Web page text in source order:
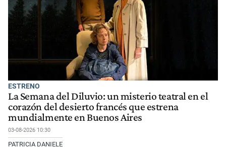
ESTRENO
La Semana del Diluvio: un misterio teatral en el
corazón del desierto francés que estrena
mundialmente en Buenos Aires
03-08-2026 10:30
PATRICIA DANIELE